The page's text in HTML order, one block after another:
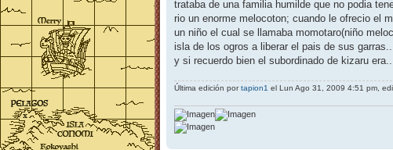
a
j
trataba de una familia humilde que no podia
rio un enorme melocoton; cuando le ofrecio el
un niño el cual se llamaba momotaro(niño
isla de los ogros a liberar el pais de sus
y si recuerdo bien el subordinado de kizaru
Última edición portapion1 el Lun Ago 31, 2009 4:51 pm,